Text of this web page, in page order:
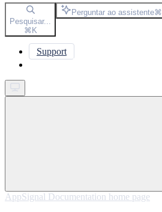
Pesquisar...
⌘K
Perguntar ao assistente⌘
Support
AppSignal Documentation home page